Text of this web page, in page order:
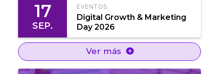
17
SEP.
EVENTOS
Digital Growth & Marketing
Day 2026
Ver más